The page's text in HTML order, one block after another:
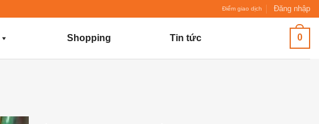
Điểm giao dịch Đăng nhập
Shopping Tin tức 0